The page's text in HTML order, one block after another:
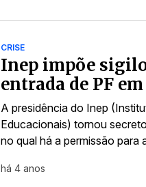
CRISE
Inep impõe
entrada de PF
A presidência do Inep
Educacionais) tornou
no qual há a permissão para
há 4 anos